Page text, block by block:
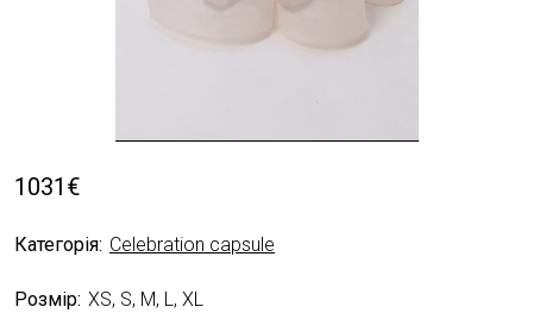
1031 €
Категорія: Celebration capsule
Розмір: XS, S, M, L, XL